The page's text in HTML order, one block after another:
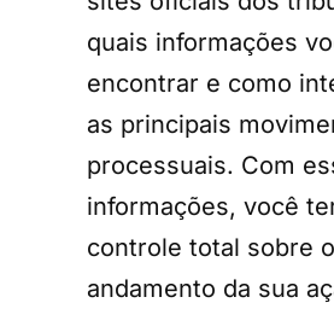
quais informações
encontrar e como
as principais
processuais. Com
informações, você
controle total sobre o
andamento da sua